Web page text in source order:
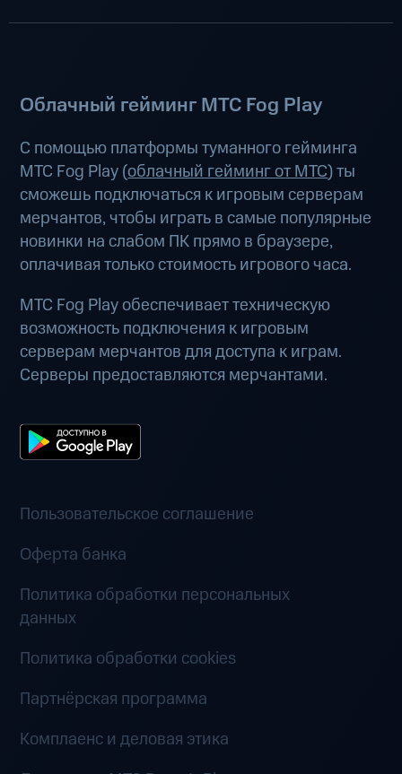
Облачный гейминг МТС Fog Play
С помощью платформы туманного гейминга
МТС Fog Play (облачный гейминг от МТС) ты
сможешь подключаться к игровым серверам
мерчантов, чтобы играть в самые популярные
новинки на слабом ПК прямо в браузере,
оплачивая только стоимость игрового часа.
МТС Fog Play обеспечивает техническую
возможность подключения к игровым
серверам мерчантов для доступа к играм.
Серверы предоставляются мерчантами.
Пользовательское соглашение
Оферта банка
Политика обработки персональных
данных
Политика обработки cookies
Партнёрская программа
Комплаенс и деловая этика